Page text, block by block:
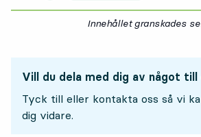
Innehållet granskades
Vill du dela med dig av något till
Tyck till eller kontakta oss så vi
dig vidare.